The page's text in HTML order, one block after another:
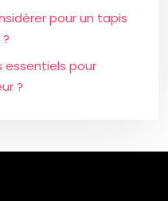
pour un tapis
essentiels pour
?